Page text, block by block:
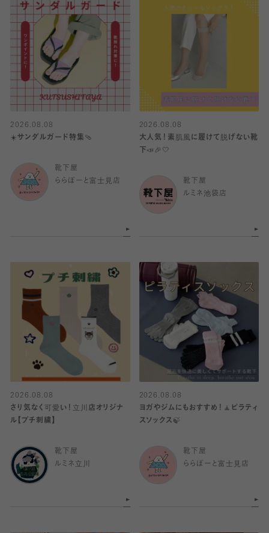
2026.08.08
☀️サンダルガード特集🩴
靴下屋
ららぽーと富士見店
2026.08.08
大人気！素肌風に履けて脱げない靴
下📣🎉🤍
靴下屋
ルミネ池袋店
2026.08.08
さり気なく可愛い！立川店オリジナ
ル【プチ刺繍】
靴下屋
ルミネ立川
2026.08.08
ヨガやジムにもおすすめ！🧘ピラティ
スソックス🍃
靴下屋
ららぽーと富士見店